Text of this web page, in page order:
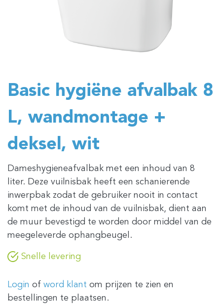
Basic hygiëne afvalbak 8
L, wandmontage +
deksel, wit
Dameshygieneafvalbak met een inhoud van 8
liter. Deze vuilnisbak heeft een schanierende
inwerpbak zodat de gebruiker nooit in contact
komt met de inhoud van de vuilnisbak, dient aan
de muur bevestigd te worden door middel van de
meegeleverde ophangbeugel.
Snelle levering
Login of word klant om prijzen te zien en
bestellingen te plaatsen.